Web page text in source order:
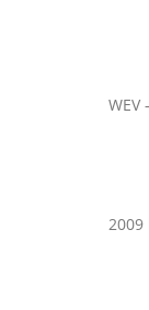
WEV
2009